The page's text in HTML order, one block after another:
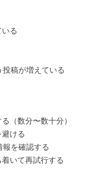
る
稿が増えている
（数分〜数十分）
ける
を確認する
いて再試行する